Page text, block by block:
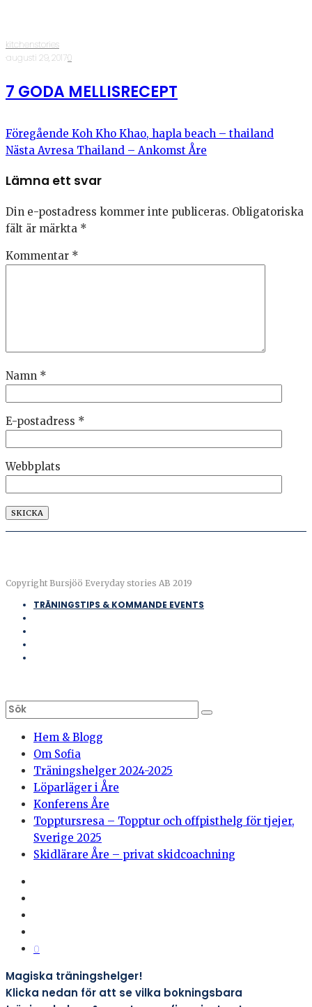
kitchenstories
·augusti 29, 2017·0
7 GODA MELLISRECEPT
Föregående Koh Kho Khao, hapla beach – thailand
Nästa Avresa Thailand – Ankomst Åre
Lämna ett svar
Din e-postadress kommer inte publiceras. Obligatoriska
fält är märkta *
Kommentar *
Namn *
E-postadress *
Webbplats
Copyright Bursjöö Everyday stories AB 2019
TRÄNINGSTIPS & KOMMANDE EVENTS
Hem & Blogg
Om Sofia
Träningshelger 2024-2025
Löparläger i Åre
Konferens Åre
Topptursresa – Topptur och offpisthelg för tjejer,
Sverige 2025
Skidlärare Åre – privat skidcoachning
0
Magiska träningshelger!
Klicka nedan för att se vilka bokningsbara